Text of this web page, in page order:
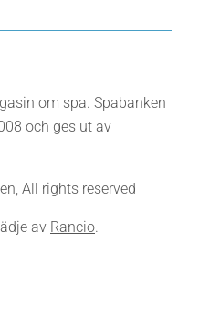
om spa. Spabanken
och ges ut av
All rights reserved
av Rancio.